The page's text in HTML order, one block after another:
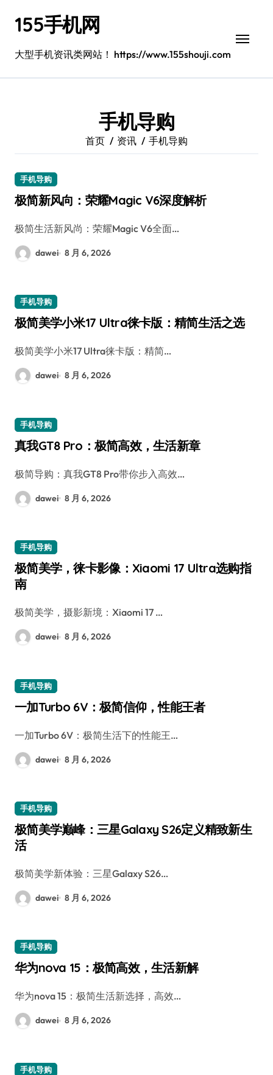
155手机网
大型手机资讯类网站！ https://www.155shouji.com
手机导购
首页 资讯 手机导购
手机导购
极简新风向：荣耀Magic V6深度解析
极简生活新风尚：荣耀Magic V6全面…
dawei 8 月 6, 2026
手机导购
极简美学小米17 Ultra徕卡版：精简生活之选
极简美学小米17 Ultra徕卡版：精简…
dawei 8 月 6, 2026
手机导购
真我GT8 Pro：极简高效，生活新章
极简导购：真我GT8 Pro带你步入高效…
dawei 8 月 6, 2026
手机导购
极简美学，徕卡影像：Xiaomi 17 Ultra选购指
南
极简美学，摄影新境：Xiaomi 17 …
dawei 8 月 6, 2026
手机导购
一加Turbo 6V：极简信仰，性能王者
一加Turbo 6V：极简生活下的性能王…
dawei 8 月 6, 2026
手机导购
极简美学巅峰：三星Galaxy S26定义精致新生
活
极简美学新体验：三星Galaxy S26…
dawei 8 月 6, 2026
手机导购
华为nova 15：极简高效，生活新解
华为nova 15：极简生活新选择，高效…
dawei 8 月 6, 2026
手机导购